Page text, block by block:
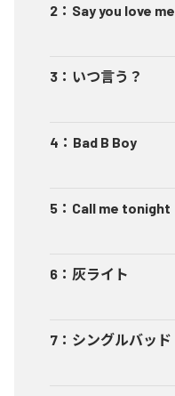
2 ： Say you love me
3 ： いつ言う？
4 ： Bad B Boy
5 ： Call me tonight
6 ： 灰ライト
7 ： シングルバッド